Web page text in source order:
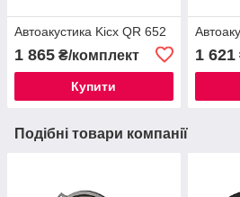
Автоакустика Kicx QR 652
1 865 ₴/комплект
Купити
1 621
Подібні товари компанії